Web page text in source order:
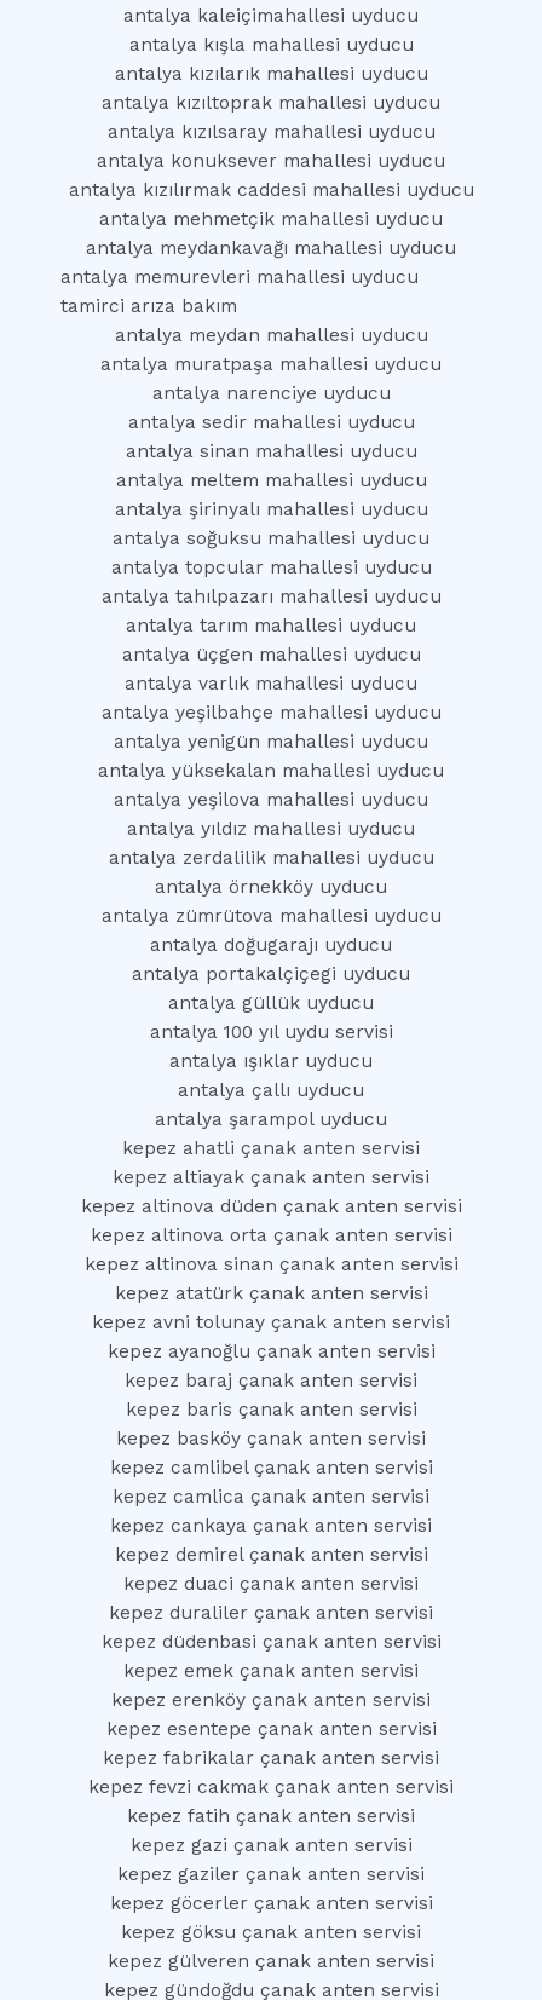
antalya kaleiçimahallesi uyducu
antalya kışla mahallesi uyducu
antalya kızılarık mahallesi uyducu
antalya kızıltoprak mahallesi uyducu
antalya kızılsaray mahallesi uyducu
antalya konuksever mahallesi uyducu
antalya kızılırmak caddesi mahallesi uyducu
antalya mehmetçik mahallesi uyducu
antalya meydankavağı mahallesi uyducu
antalya memurevleri mahallesi uyducu
tamirci arıza bakım
antalya meydan mahallesi uyducu
antalya muratpaşa mahallesi uyducu
antalya narenciye uyducu
antalya sedir mahallesi uyducu
antalya sinan mahallesi uyducu
antalya meltem mahallesi uyducu
antalya şirinyalı mahallesi uyducu
antalya soğuksu mahallesi uyducu
antalya topcular mahallesi uyducu
antalya tahılpazarı mahallesi uyducu
antalya tarım mahallesi uyducu
antalya üçgen mahallesi uyducu
antalya varlık mahallesi uyducu
antalya yeşilbahçe mahallesi uyducu
antalya yenigün mahallesi uyducu
antalya yüksekalan mahallesi uyducu
antalya yeşilova mahallesi uyducu
antalya yıldız mahallesi uyducu
antalya zerdalilik mahallesi uyducu
antalya örnekköy uyducu
antalya zümrütova mahallesi uyducu
antalya doğugarajı uyducu
antalya portakalçiçegi uyducu
antalya güllük uyducu
antalya 100 yıl uydu servisi
antalya ışıklar uyducu
antalya çallı uyducu
antalya şarampol uyducu
kepez ahatli çanak anten servisi
kepez altiayak çanak anten servisi
kepez altinova düden çanak anten servisi
kepez altinova orta çanak anten servisi
kepez altinova sinan çanak anten servisi
kepez atatürk çanak anten servisi
kepez avni tolunay çanak anten servisi
kepez ayanoğlu çanak anten servisi
kepez baraj çanak anten servisi
kepez baris çanak anten servisi
kepez basköy çanak anten servisi
kepez camlibel çanak anten servisi
kepez camlica çanak anten servisi
kepez cankaya çanak anten servisi
kepez demirel çanak anten servisi
kepez duaci çanak anten servisi
kepez duraliler çanak anten servisi
kepez düdenbasi çanak anten servisi
kepez emek çanak anten servisi
kepez erenköy çanak anten servisi
kepez esentepe çanak anten servisi
kepez fabrikalar çanak anten servisi
kepez fevzi cakmak çanak anten servisi
kepez fatih çanak anten servisi
kepez gazi çanak anten servisi
kepez gaziler çanak anten servisi
kepez göcerler çanak anten servisi
kepez göksu çanak anten servisi
kepez gülveren çanak anten servisi
kepez gündoğdu çanak anten servisi